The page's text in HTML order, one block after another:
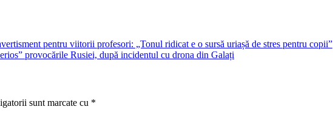
pentru viitorii profesori: „Tonul ridicat e o sursă uriașă de stres pentru copii”
provocările Rusiei, după incidentul cu drona din Galați
sunt marcate cu *